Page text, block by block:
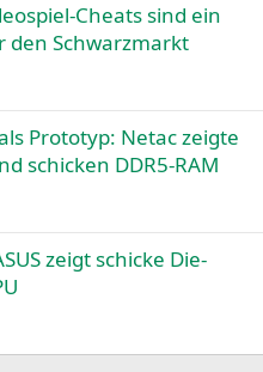
Cheats sind ein
den Schwarzmarkt
Prototyp: Netac zeigte
schicken DDR5-RAM
zeigt schicke Die-